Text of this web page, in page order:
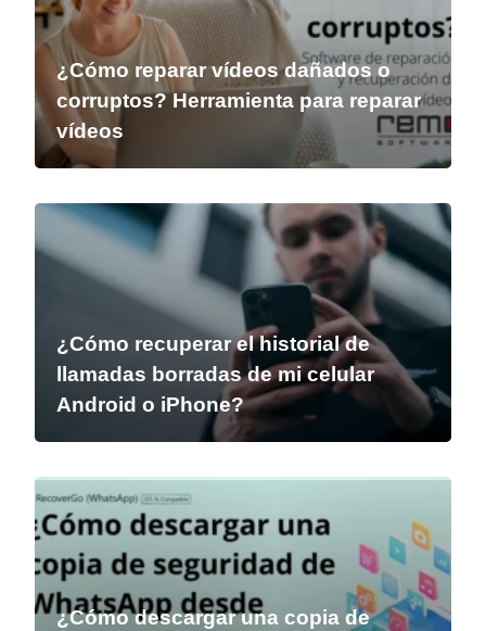
¿Cómo reparar vídeos dañados o
corruptos? Herramienta para reparar
vídeos
¿Cómo recuperar el historial de
llamadas borradas de mi celular
Android o iPhone?
¿Cómo descargar una copia de